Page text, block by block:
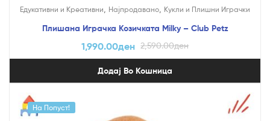
Едукативни и Креативни Најпродавано Кукли и Плишни Играчки
Плишана Играчка Козичката Milky – Club Petz
2,590.00ден
1,990.00ден
Додај Во Кошница
На Попуст!